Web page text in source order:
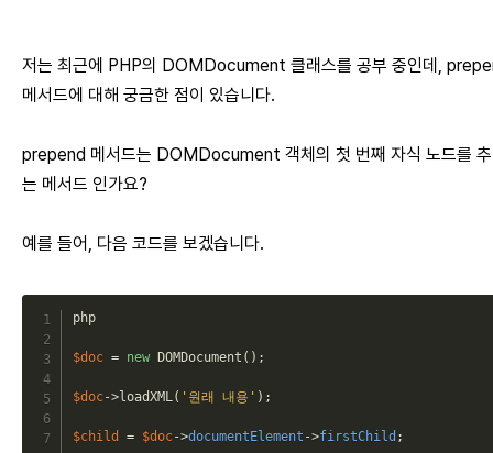
저는 최근에 PHP의 DOMDocument 클래스를 공부 중인데,
메서드에 대해 궁금한 점이 있습니다.
prepend 메서드는 DOMDocument 객체의 첫 번째 자식 노드를
는 메서드 인가요?
예를 들어, 다음 코드를 보겠습니다.
php
$doc = new DOMDocument ( ) ;
$doc->loadXML( '원래 내용' ) ;
$child = $doc->documentElement ->firstChild ;